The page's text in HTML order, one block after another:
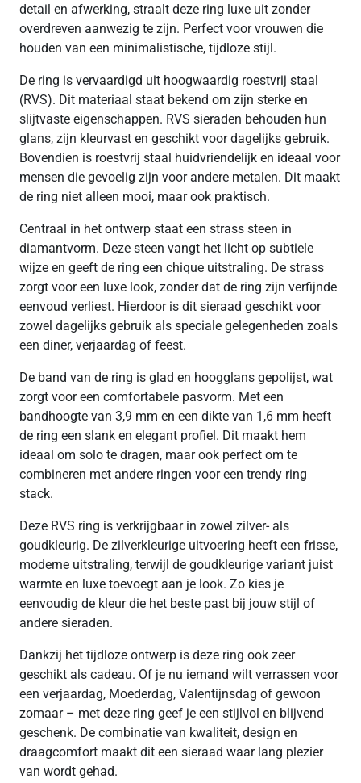
detail en afwerking, straalt deze ring luxe uit zonder
overdreven aanwezig te zijn. Perfect voor vrouwen die
houden van een minimalistische, tijdloze stijl.
De ring is vervaardigd uit hoogwaardig roestvrij staal
(RVS). Dit materiaal staat bekend om zijn sterke en
slijtvaste eigenschappen. RVS sieraden behouden hun
glans, zijn kleurvast en geschikt voor dagelijks gebruik.
Bovendien is roestvrij staal huidvriendelijk en ideaal voor
mensen die gevoelig zijn voor andere metalen. Dit maakt
de ring niet alleen mooi, maar ook praktisch.
Centraal in het ontwerp staat een strass steen in
diamantvorm. Deze steen vangt het licht op subtiele
wijze en geeft de ring een chique uitstraling. De strass
zorgt voor een luxe look, zonder dat de ring zijn verfijnde
eenvoud verliest. Hierdoor is dit sieraad geschikt voor
zowel dagelijks gebruik als speciale gelegenheden zoals
een diner, verjaardag of feest.
De band van de ring is glad en hoogglans gepolijst, wat
zorgt voor een comfortabele pasvorm. Met een
bandhoogte van 3,9 mm en een dikte van 1,6 mm heeft
de ring een slank en elegant profiel. Dit maakt hem
ideaal om solo te dragen, maar ook perfect om te
combineren met andere ringen voor een trendy ring
stack.
Deze RVS ring is verkrijgbaar in zowel zilver- als
goudkleurig. De zilverkleurige uitvoering heeft een frisse,
moderne uitstraling, terwijl de goudkleurige variant juist
warmte en luxe toevoegt aan je look. Zo kies je
eenvoudig de kleur die het beste past bij jouw stijl of
andere sieraden.
Dankzij het tijdloze ontwerp is deze ring ook zeer
geschikt als cadeau. Of je nu iemand wilt verrassen voor
een verjaardag, Moederdag, Valentijnsdag of gewoon
zomaar – met deze ring geef je een stijlvol en blijvend
geschenk. De combinatie van kwaliteit, design en
draagcomfort maakt dit een sieraad waar lang plezier
van wordt gehad.